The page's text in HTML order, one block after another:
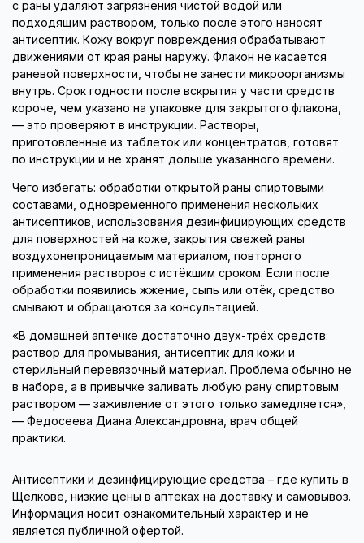
с раны удаляют загрязнения чистой водой или
подходящим раствором, только после этого наносят
антисептик. Кожу вокруг повреждения обрабатывают
движениями от края раны наружу. Флакон не касается
раневой поверхности, чтобы не занести микроорганизмы
внутрь. Срок годности после вскрытия у части средств
короче, чем указано на упаковке для закрытого флакона,
— это проверяют в инструкции. Растворы,
приготовленные из таблеток или концентратов, готовят
по инструкции и не хранят дольше указанного времени.
Чего избегать: обработки открытой раны спиртовыми
составами, одновременного применения нескольких
антисептиков, использования дезинфицирующих средств
для поверхностей на коже, закрытия свежей раны
воздухонепроницаемым материалом, повторного
применения растворов с истёкшим сроком. Если после
обработки появились жжение, сыпь или отёк, средство
смывают и обращаются за консультацией.
«В домашней аптечке достаточно двух-трёх средств:
раствор для промывания, антисептик для кожи и
стерильный перевязочный материал. Проблема обычно не
в наборе, а в привычке заливать любую рану спиртовым
раствором — заживление от этого только замедляется»,
— Федосеева Диана Александровна, врач общей
практики.
Антисептики и дезинфицирующие средства – где купить в
Щелкове, низкие цены в аптеках на доставку и самовывоз.
Информация носит ознакомительный характер и не
является публичной офертой.